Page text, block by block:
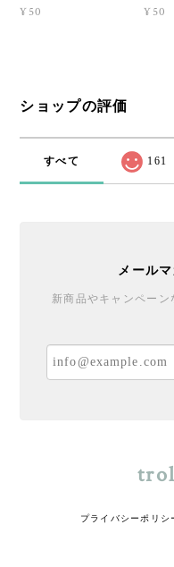
¥50 ¥50
ショップの評価
すべて 161
メール
新商品やキャンペーン
プライバシーポリシ